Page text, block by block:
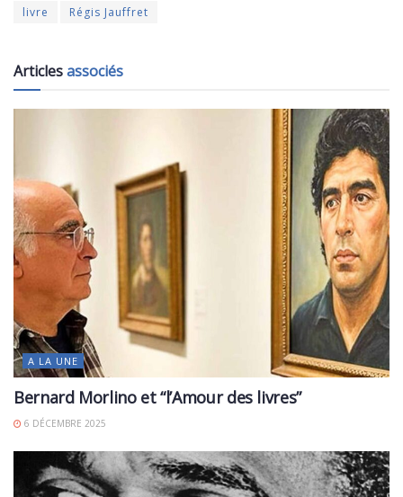
livre
Régis Jauffret
Articlesassociés
A LA UNE
Bernard Morlino et “l’Amour des livres”
6 DÉCEMBRE 2025